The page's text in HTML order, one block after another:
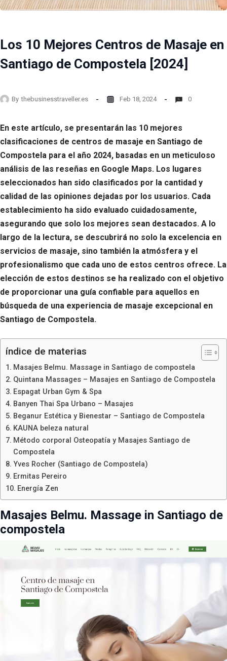
Los 10 Mejores Centros de Masaje en
Santiago de Compostela [2024]
By thebusinesstraveller.es Feb 18, 2024 0
En este artículo, se presentarán las 10 mejores
clasificaciones de centros de masaje en Santiago de
Compostela para el año 2024, basadas en un meticuloso
análisis de las reseñas en Google Maps. Los lugares
seleccionados han sido clasificados por la cantidad y
calidad de las opiniones dejadas por los usuarios. Cada
establecimiento ha sido evaluado cuidadosamente,
asegurando que solo los mejores sean destacados. A lo
largo de la lectura, se descubrirá no solo la excelencia en
servicios de masaje, sino también la atmósfera y el
profesionalismo que cada uno de estos centros ofrece. La
elección de estos destinos se ha realizado con el objetivo
de proporcionar una guía confiable para aquellos en
búsqueda de una experiencia de masaje excepcional en
Santiago de Compostela.
índice de materias
Masajes Belmu. Massage in Santiago de compostela
Quintana Massages – Masajes en Santiago de Compostela
Espagat Urban Gym & Spa
Banyen Thai Spa Urbano – Masajes
Beganur Estética y Bienestar – Santiago de Compostela
KAUNA beleza natural
Método corporal Osteopatía y Masajes Santiago de
Compostela
Yves Rocher (Santiago de Compostela)
Ermitas Pereiro
Energía Zen
Masajes Belmu. Massage in Santiago de
compostela